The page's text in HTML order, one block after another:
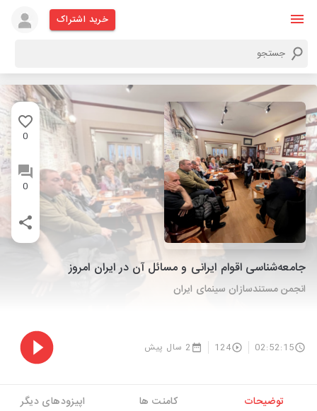
خرید اشتراک
0
0
جامعه‌شناسی اقوام ایرانی و مسائل آن در ایران امروز
انجمن مستندسازان سینمای ایران
02:52:15
124 2 سال پیش
توضیحات کامنت ها اپیزودهای دیگر